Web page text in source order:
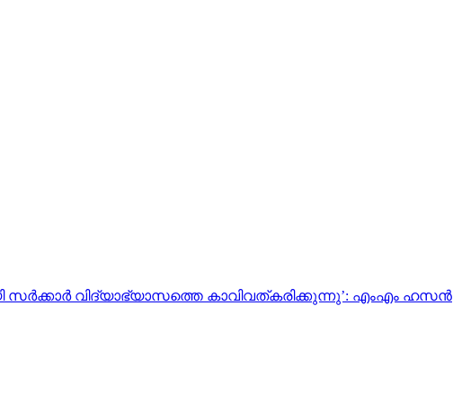
സര്‍ക്കാര്‍ വിദ്യാഭ്യാസത്തെ കാവിവത്കരിക്കുന്നു’: എംഎം ഹസന്‍